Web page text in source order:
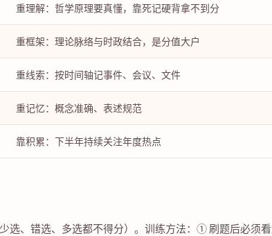
重理解：哲学原理要真懂，靠死记硬背拿不到分
重框架：理论脉络与时政结合，是分值大户
重线索：按时间轴记事件、会议、文件
重记忆：概念准确、表述规范
靠积累：下半年持续关注年度热点
选、错选、多选都不得分）。训练方法：① 刷题后必须